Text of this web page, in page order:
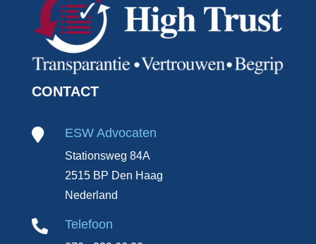
CONTACT
 ESW Advocaten
Stationsweg 84A
2515 BP Den Haag
Nederland
 Telefoon